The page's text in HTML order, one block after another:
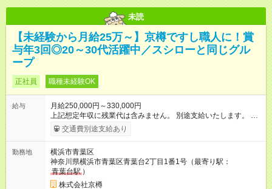
未読
【未経験から月給25万～】京樽ですし職人に！賞
与年3回◎20～30代活躍中／スシローと同じグル
ープ
正社員 職種未経験OK
給与
月給250,000円～330,000円
上記想定年収に残業代は含みません。 別途支給いたします。 各
種手当＋原則賞与年3回 ＜その他月収例＞ 560.8万円／（店長、
33万円+諸手当+賞与3回） 447.9万円／（副店長、27万円+諸手
です。 条件に変更はありません。 【試用期間】試用期間あり
試用期間の長さ：3ヶ月 雇用形態、給与は本採用時と同じです。
交通費別途支給あり
勤務地
横浜市青葉区
神奈川県横浜市青葉区青葉台2丁目1番1号（最寄り駅：
青葉台駅 ）
株式会社京樽